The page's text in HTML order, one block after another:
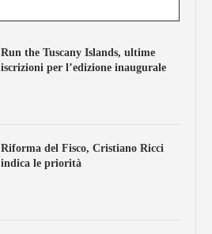
Run the Tuscany Islands, ultime
iscrizioni per l’edizione inaugurale
Riforma del Fisco, Cristiano Ricci
indica le priorità